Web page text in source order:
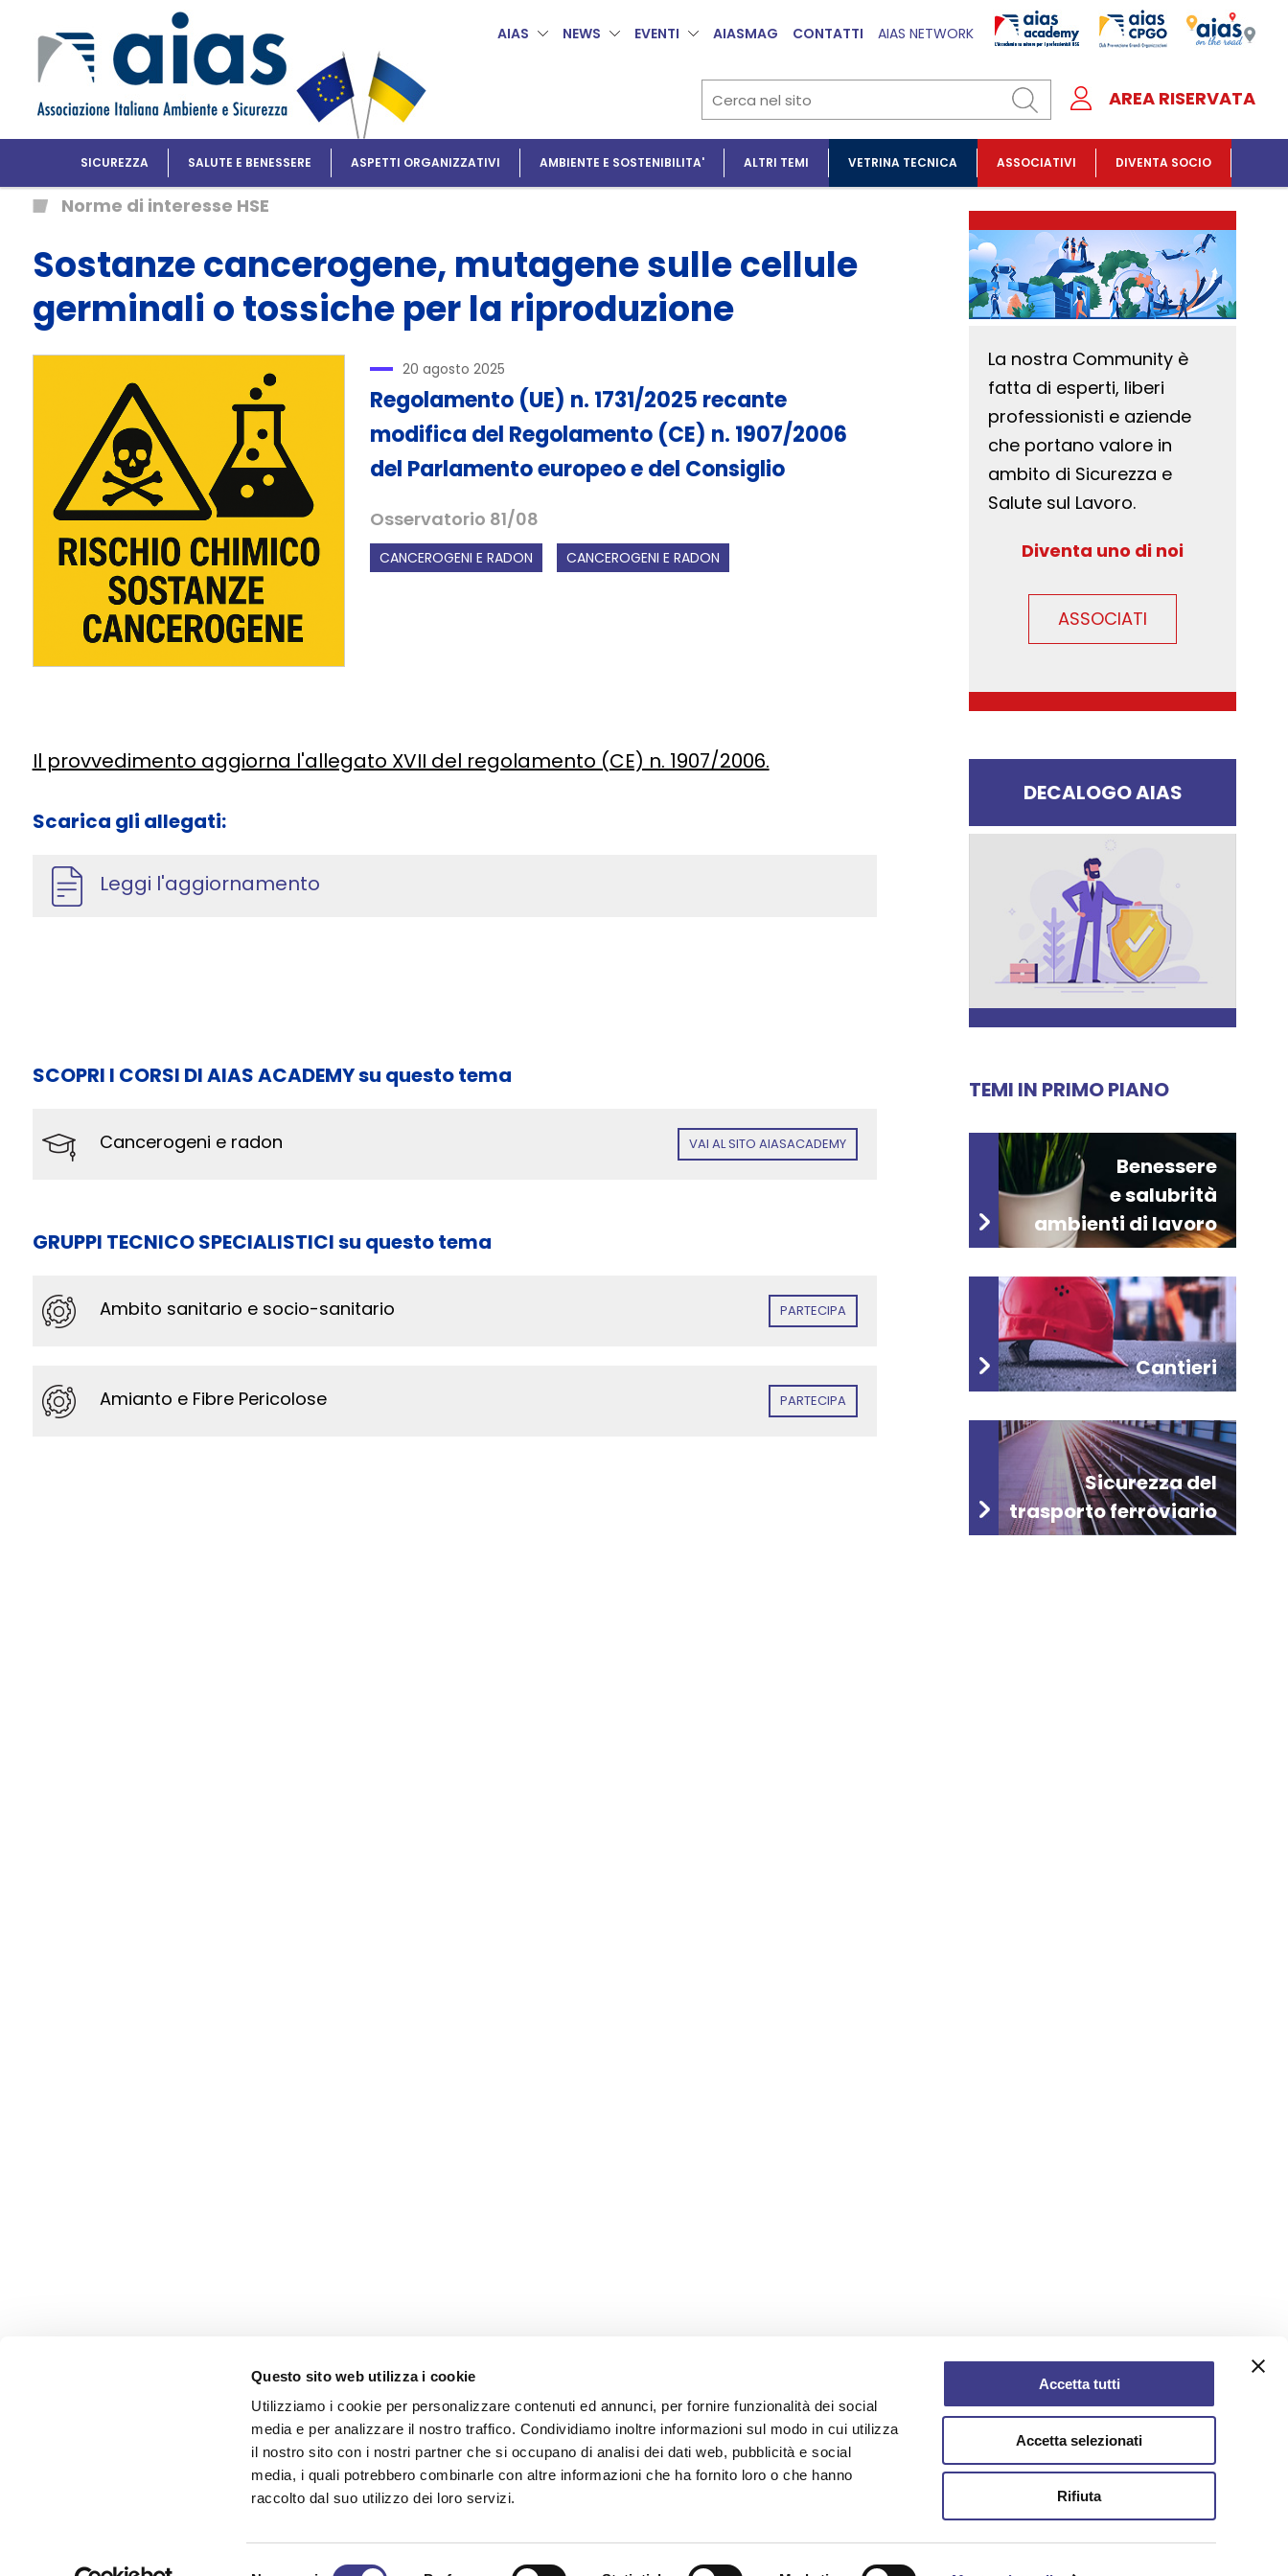
Questo sito web utilizza i cookie
Utilizziamo i cookie per personalizzare contenuti ed annunci, per fornire funzionalità dei social
media e per analizzare il nostro traffico. Condividiamo inoltre informazioni sul modo in cui utilizza
il nostro sito con i nostri partner che si occupano di analisi dei dati web, pubblicità e social
media, i quali potrebbero combinarle con altre informazioni che ha fornito loro o che hanno
raccolto dal suo utilizzo dei loro servizi.
Accetta tutti
Accetta selezionati
Rifiuta
AIAS NEWS EVENTI AIASMAG CONTATTI AIAS NETWORK
AREA RISERVATA
SICUREZZA SALUTE E BENESSERE ASPETTI ORGANIZZATIVI AMBIENTE E SOSTENIBILITA' ALTRI TEMI VETRINA TECNICA ASSOCIATIVI DIVENTA SOCIO
Norme di interesse HSE
Sostanze cancerogene, mutagene sulle cellule
germinali o tossiche per la riproduzione
20 agosto 2025
Regolamento (UE) n. 1731/2025 recante
modifica del Regolamento (CE) n. 1907/2006
del Parlamento europeo e del Consiglio
Osservatorio 81/08
CANCEROGENI E RADON CANCEROGENI E RADON
Il provvedimento aggiorna l'allegato XVII del regolamento (CE) n. 1907/2006.
Scarica gli allegati:
Leggi l'aggiornamento
SCOPRI I CORSI DI AIAS ACADEMY su questo tema
Cancerogeni e radon VAI AL SITO AIASACADEMY
GRUPPI TECNICO SPECIALISTICI su questo tema
Ambito sanitario e socio-sanitario PARTECIPA
Amianto e Fibre Pericolose PARTECIPA
La nostra Community è
fatta di esperti, liberi
professionisti e aziende
che portano valore in
ambito di Sicurezza e
Salute sul Lavoro.
Diventa uno di noi
ASSOCIATI
DECALOGO AIAS
TEMI IN PRIMO PIANO
Benessere
e salubrità
ambienti di lavoro
Cantieri
Sicurezza del
trasporto ferroviario
AIAS. QUANDO PENSI SICUREZZA CONTATTI AIAS
AIAS - Associazione Italiana Ambiente e
Sicurezza